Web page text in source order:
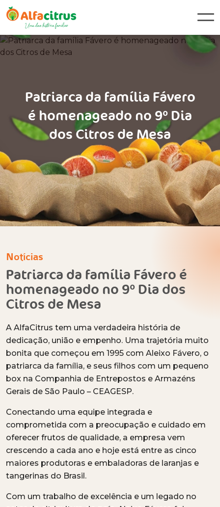
Patriarca da família Fávero
é homenageado no 9º Dia
dos Citros de Mesa
Notícias
Patriarca da família Fávero é
homenageado no 9º Dia dos
Citros de Mesa
A AlfaCitrus tem uma verdadeira história de
dedicação, união e empenho. Uma trajetória muito
bonita que começou em 1995 com Aleixo Fávero, o
patriarca da família, e seus filhos com um pequeno
box na Companhia de Entrepostos e Armazéns
Gerais de São Paulo – CEAGESP.
Conectando uma equipe integrada e
comprometida com a preocupação e cuidado em
oferecer frutos de qualidade, a empresa vem
crescendo a cada ano e hoje está entre as cinco
maiores produtoras e embaladoras de laranjas e
tangerinas do Brasil.
Com um trabalho de excelência e um legado no